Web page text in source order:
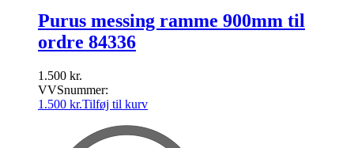
Purus messing ramme 900mm til
ordre 84336
1.500 kr.
VVSnummer:
1.500 kr.Tilføj til kurv